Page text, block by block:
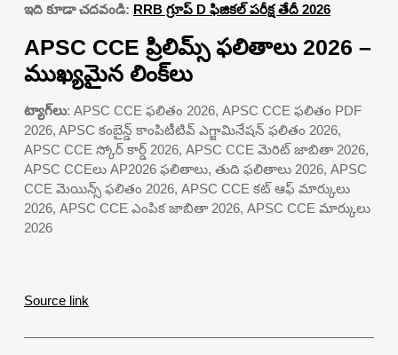
ఇది కూడా చదవండి: RRB గ్రూప్ D ఫిజికల్ పరీక్ష తేదీ 2026
APSC CCE ప్రిలిమ్స్ ఫలితాలు 2026 –
ముఖ్యమైన లింక్‌లు
ట్యాగ్‌లు: APSC CCE ఫలితం 2026, APSC CCE ఫలితం PDF
2026, APSC కంబైన్డ్ కాంపిటీటివ్ ఎగ్జామినేషన్ ఫలితం 2026,
APSC CCE స్కోర్ కార్డ్ 2026, APSC CCE మెరిట్ జాబితా 2026,
APSC CCEలు AP2026 ఫలితాలు, తుది ఫలితాలు 2026, APSC
CCE మెయిన్స్ ఫలితం 2026, APSC CCE కట్ ఆఫ్ మార్కులు
2026, APSC CCE ఎంపిక జాబితా 2026, APSC CCE మార్కులు
2026
Source link